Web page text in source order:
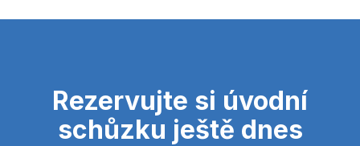
Rezervujte si úvodní
schůzku ještě dnes